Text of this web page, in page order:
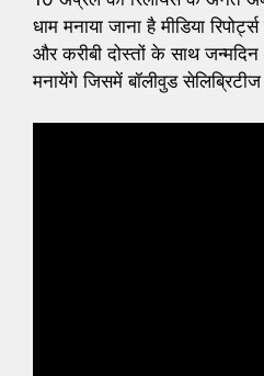
धाम मनाया जाना है मीडिया
और करीबी दोस्तों के साथ
मनायेंगे जिसमें बॉलीवुड सेलिब्रिटीज